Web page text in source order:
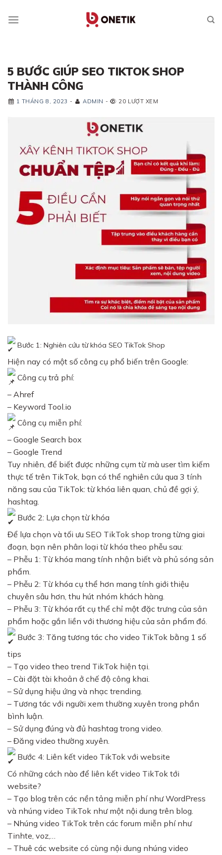
5 BƯỚC GIÚP SEO TIKTOK SHOP
THÀNH CÔNG
1 THÁNG 8, 2023 - ADMIN - 20 LƯỢT XEM
Bước 1: Nghiên cứu từ khóa SEO TikTok Shop
Hiện nay có một số công cụ phổ biến trên Google:
Công cụ trả phí:
– Ahref
– Keyword Tool.io
Công cụ miễn phí:
– Google Search box
– Google Trend
Tuy nhiên, để biết được những cụm từ mà user tìm kiếm
thực tế trên TikTok, bạn có thể nghiên cứu qua 3 tính
năng sau của TikTok: từ khóa liên quan, chủ đề gợi ý,
hashtag.
Bước 2: Lựa chọn từ khóa
Để lựa chọn và tối ưu SEO TikTok shop trong từng giai
đoạn, bạn nên phân loại từ khóa theo phễu sau:
– Phễu 1: Từ khóa mang tính nhận biết và phủ sóng sản
phẩm.
– Phễu 2: Từ khóa cụ thể hơn mang tính giới thiệu
chuyên sâu hơn, thu hút nhóm khách hàng.
– Phễu 3: Từ khóa rất cụ thể chỉ một đặc trưng của sản
phẩm hoặc gắn liền với thương hiệu của sản phẩm đó.
Bước 3: Tăng tương tác cho video TikTok bằng 1 số
tips
– Tạo video theo trend TikTok hiện tại.
– Cài đặt tài khoản ở chế độ công khai.
– Sử dụng hiệu ứng và nhạc trending.
– Tương tác với người xem thường xuyên trong phần
bình luận.
– Sử dụng đúng và đủ hashtag trong video.
– Đăng video thường xuyên.
Bước 4: Liên kết video TikTok với website
Có những cách nào để liên kết video TikTok tới
website?
– Tạo blog trên các nền tảng miễn phí như WordPress
và nhúng video TikTok như một nội dung trên blog.
– Nhúng video TikTok trên các forum miễn phí như
Tinhte, voz,…
– Thuê các website có cùng nội dung nhúng video